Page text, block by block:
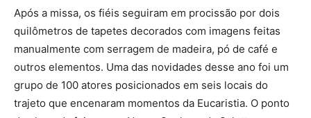
Após a missa, os fiéis seguiram em procissão por dois
quilômetros de tapetes decorados com imagens feitas
manualmente com serragem de madeira, pó de café e
outros elementos. Uma das novidades desse ano foi um
grupo de 100 atores posicionados em seis locais do
trajeto que encenaram momentos da Eucaristia. O ponto